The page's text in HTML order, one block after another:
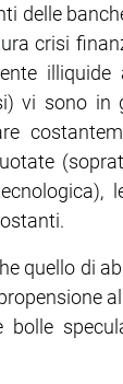
delle
crisi
vi sono in
quello di